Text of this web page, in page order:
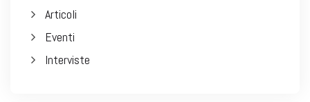
Articoli
Eventi
Interviste